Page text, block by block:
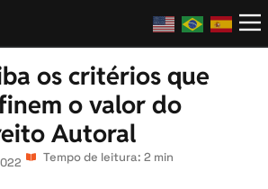
os critérios que
o valor do
Autoral
Tempo de leitura: 2 min